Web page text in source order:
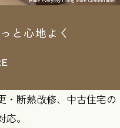
・断熱改修、中古住宅の
。